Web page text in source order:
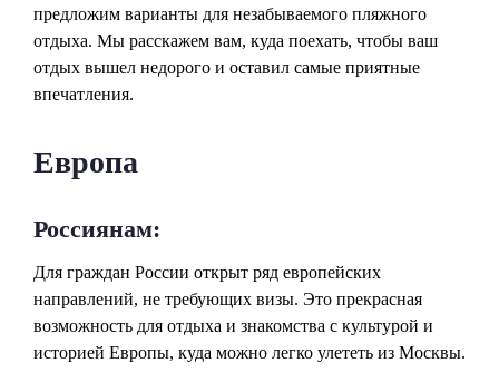
предложим варианты для незабываемого пляжного
отдыха. Мы расскажем вам, куда поехать, чтобы ваш
отдых вышел недорого и оставил самые приятные
впечатления.
Европа
Россиянам:
Для граждан России открыт ряд европейских
направлений, не требующих визы. Это прекрасная
возможность для отдыха и знакомства с культурой и
историей Европы, куда можно легко улететь из Москвы.